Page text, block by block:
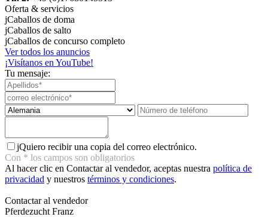
Oferta & servicios
jCaballos de doma
jCaballos de salto
jCaballos de concurso completo
Ver todos los anuncios
¡Visítanos en YouTube!
Tu mensaje:
jQuiero recibir una copia del correo electrónico.
Con * los campos son obligatorios
Al hacer clic en Contactar al vendedor, aceptas nuestra política de
privacidad y nuestros términos y condiciones.
Contactar al vendedor
Pferdezucht Franz